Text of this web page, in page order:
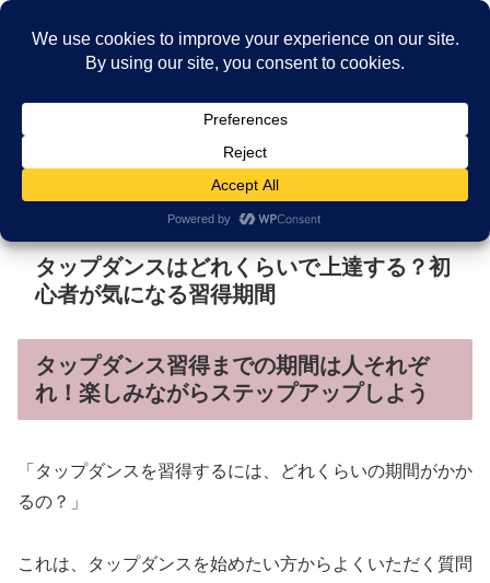
ス教室
タップダンスはどれくらいで上達する？初
心者が気になる習得期間
タップダンス習得までの期間は人それぞ
れ！楽しみながらステップアップしよう
「タップダンスを習得するには、どれくらいの期間がかか
るの？」
これは、タップダンスを始めたい方からよくいただく質問
メニュー 検索